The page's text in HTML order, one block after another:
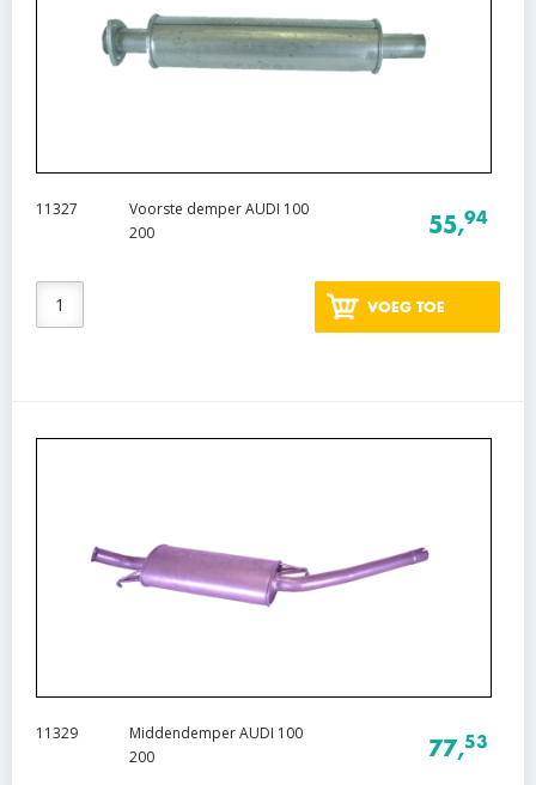
11327
Voorste demper AUDI 100
200
55,94
VOEG TOE
11329
Middendemper AUDI 100
200
77,53